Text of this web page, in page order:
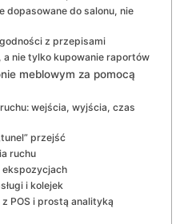
dopasowane do salonu, nie
z przepisami
a nie tylko kupowanie raportów
meblowym za pomocą
wejścia, wyjścia, czas
przejść
ruchu
i kolejek
POS i prostą analityką